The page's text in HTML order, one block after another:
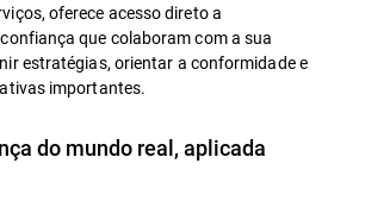
oferece acesso direto a
que colaboram com a sua
estratégias, orientar a conformidade e
importantes.
do mundo real, aplicada